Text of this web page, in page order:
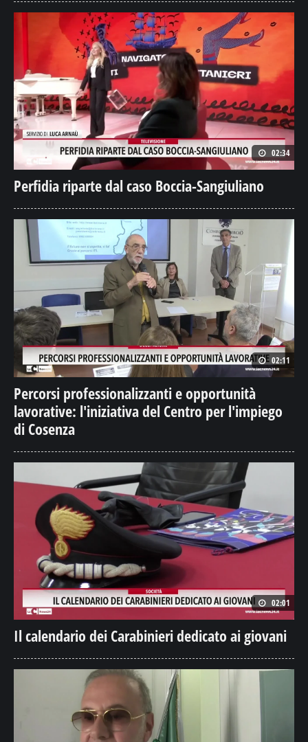
02:34
Perfidia riparte dal caso Boccia-Sangiuliano
02:11
Percorsi professionalizzanti e opportunità
lavorative: l'iniziativa del Centro per l'impiego
di Cosenza
02:01
Il calendario dei Carabinieri dedicato ai giovani